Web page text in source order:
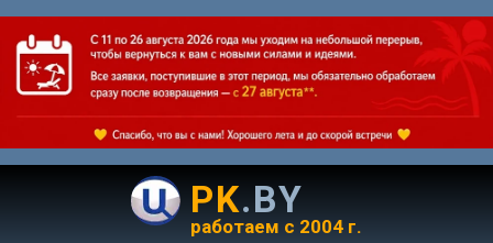
PK.BY
работаем с 2004 г.